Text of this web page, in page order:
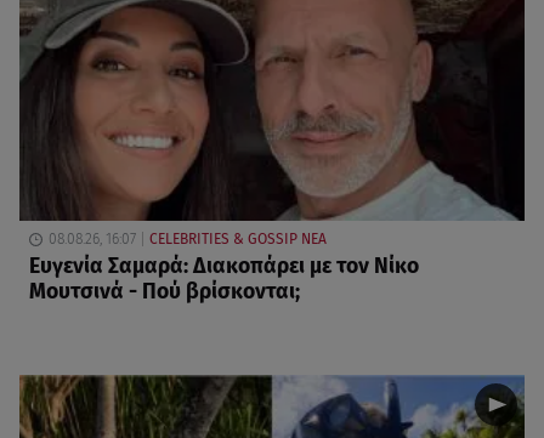
08.08.26, 16:07 CELEBRITIES & GOSSIP ΝΕΑ
Ευγενία Σαμαρά: Διακοπάρει με τον Νίκο
Μουτσινά - Πού βρίσκονται;